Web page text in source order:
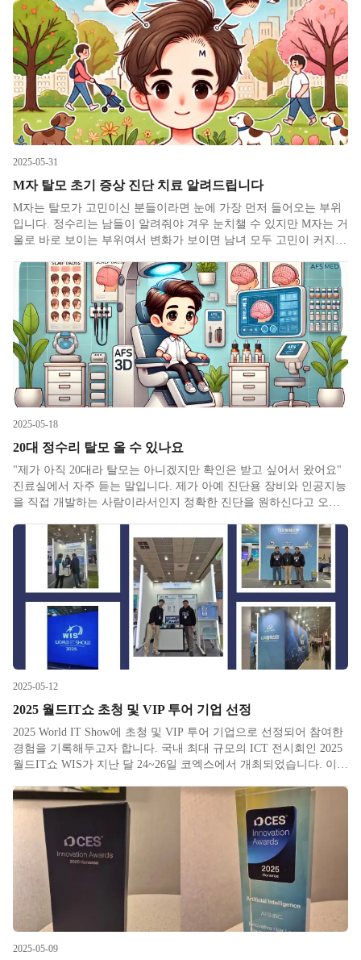
을 때조차 본인의 단계를 진단받으신적 없는 경우가 많으신 걸로 보
이며 비
2025-05-31
M자 탈모 초기 증상 진단 치료 알려드립니다
M자는 탈모가 고민이신 분들이라면 눈에 가장 먼저 들어오는 부위
입니다. 정수리는 남들이 알려줘야 겨우 눈치챌 수 있지만 M자는 거
울로 바로 보이는 부위여서 변화가 보이면 남녀 모두 고민이 커지곤
우는 보통 가르마 쪽이 비어보이는 경우가 많다보니 변화 원인이 안
2025-05-18
20대 정수리 탈모 올 수 있나요
"제가 아직 20대라 탈모는 아니겠지만 확인은 받고 싶어서 왔어요"
진료실에서 자주 듣는 말입니다. 제가 아예 진단용 장비와 인공지능
을 직접 개발하는 사람이라서인지 정확한 진단을 원하신다고 오시
빠를 수 있습니다. 안드로겐성 정수리는 빠르면 이미 10대 후반부터
2025-05-12
2025 월드IT쇼 초청 및 VIP 투어 기업 선정
2025 World IT Show에 초청 및 VIP 투어 기업으로 선정되어 참여한
경험을 기록해두고자 합니다. 국내 최대 규모의 ICT 전시회인 2025
월드IT쇼 WIS가 지난 달 24~26일 코엑스에서 개최되었습니다. 이번
탈모진단기기 AFS3D 체험부스를 운
2025-05-09